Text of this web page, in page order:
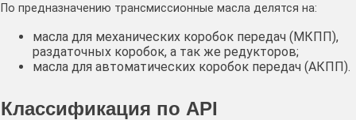
По предназначению трансмиссионные масла делятся на:
масла для механических коробок передач (МКПП),
раздаточных коробок, а так же редукторов;
масла для автоматических коробок передач (АКПП).
Классификация по API